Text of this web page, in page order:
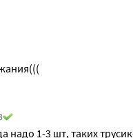
надо 1-3 шт, таких